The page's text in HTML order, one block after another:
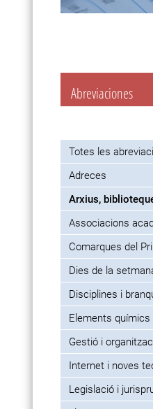
Abreviaciones
Totes les
Adreces
Arxius,
Associacions
Comarques del
Dies de la
Disciplines i
Elements químics
Gestió i
Internet i noves
Legislació i